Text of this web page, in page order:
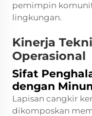
pemimpin
lingkungan.
Kinerja
Operasional
Sifat
dengan
Lapisan cangkir
dikomposkan